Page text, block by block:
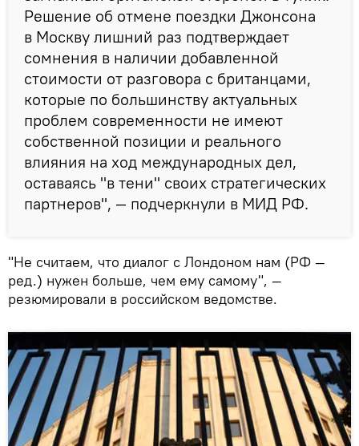
Решение об отмене поездки Джонсона
в Москву лишний раз подтверждает
сомнения в наличии добавленной
стоимости от разговора с британцами,
которые по большинству актуальных
проблем современности не имеют
собственной позиции и реального
влияния на ход международных дел,
оставаясь "в тени" своих стратегических
партнеров", — подчеркнули в МИД РФ.
"Не считаем, что диалог с Лондоном нам (РФ —
ред.) нужен больше, чем ему самому", —
резюмировали в российском ведомстве.